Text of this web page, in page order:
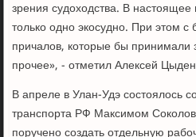
зрения судоходства. В
только одно экосудно. При этом с
причалов, которые бы принимали
прочее», - отметил Алексей
В апреле в Улан-Удэ состоялось
транспорта РФ Максимом
поручено создать отдельную